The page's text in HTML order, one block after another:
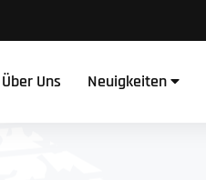
Über Uns Neuigkeiten